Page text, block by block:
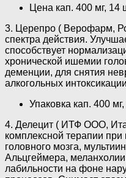
Цена кап. 400 мг, 14
3. Церепро ( Верофарм,
спектра действия.
способствует
хронической ишемии
деменции, для снятия
алкогольных
Упаковка кап. 400
4. Делецит ( ИТФ ООО,
комплексной терапии
головного мозга,
Альцгеймера,
лабильности на фоне